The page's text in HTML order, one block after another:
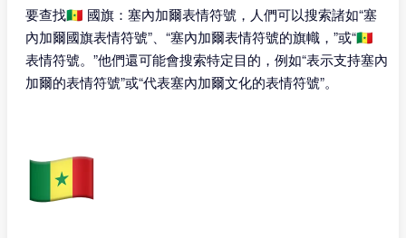
要查找🇸🇳 國旗：塞內加爾表情符號，人們可以搜索諸如“塞
內加爾國旗表情符號”、“塞內加爾表情符號的旗幟，”或“🇸🇳
表情符號。”他們還可能會搜索特定目的，例如“表示支持塞內
加爾的表情符號”或“代表塞內加爾文化的表情符號”。